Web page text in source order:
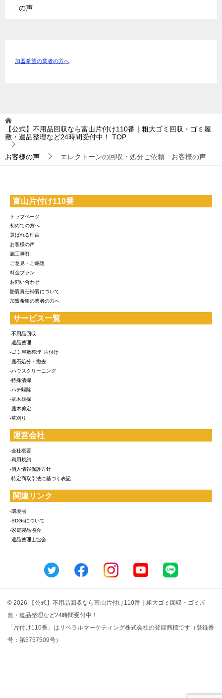
の声
加盟希望の業者の方へ
【公式】不用品回収なら富山片付け110番｜粗大ゴミ回収・ゴミ屋
敷・遺品整理など24時間受付中！
TOP
お客様の声 エレクトーンの回収・処分ご依頼 お客様の声
富山片付け110番
トップページ
初めての方へ
選ばれる理由
お客様の声
施工事例
ご意見・ご感想
料金プラン
お問い合わせ
賠償責任補償について
加盟希望の業者の方へ
サービス一覧
-不用品回収
-遺品整理
-ゴミ屋敷整理･片付け
-庭石処分・撤去
-ハウスクリーニング
-特殊清掃
-ハチ駆除
-庭木伐採
-庭木剪定
-草刈り
運営会社
-会社概要
-利用規約
-個人情報保護方針
-特定商取引法に基づく表記
関連リンク
-環境省
-SDGsについて
-家電製品協会
-遺品整理士協会
© 2026 【公式】不用品回収なら富山片付け110番｜粗大ゴミ回収・ゴミ屋
敷・遺品整理など24時間受付中！
「片付け110番」はリベラルマーケティング株式会社の登録商標です（登録番
号：第5757509号）